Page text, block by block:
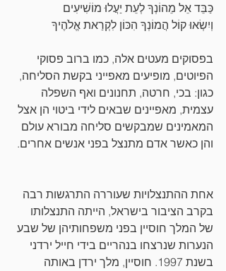
כַּבֵּד אֵל מֵהוֹנְךָ לְעֵת יַעֲלוּ מוֹשִׁיעִים
וְיִשְׂאוּ קוֹל הֲמוֹנְךָ הִכּוֹן לִקְרַאת אֱלֹהֶיךָ
בפסוקים מעטים אלה, כמו ברוב פסוקי
הפיוטים, מופיעים מאפייני בקשת הסליחה,
כגון: בכי, חרטה, תחנונים ואף השפלה
עצמית, מאפיינים שבאים לידי ביטוי הן אצל
המאמינים שמבקשים סליחה מבורא עולם
והן כאשר אדם מתנצל בפני אנשים אחרים.
אחת ההתנצלויות שעוררה התרגשות רבה
בקרב הציבור בישראל, הייתה התנצלותו
של המלך חוסיין בפני משפחותיהן של שבע
הנערות שנרצחו בנהריים בידי חייל ירדני
בשנת 1997. חוסיין, מלך ירדן באותה